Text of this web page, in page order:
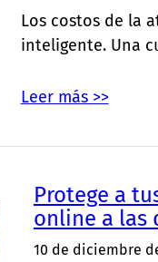
Los costos de la
inteligente. Una
Leer más >>
Protege a
online a las
10 de diciembre